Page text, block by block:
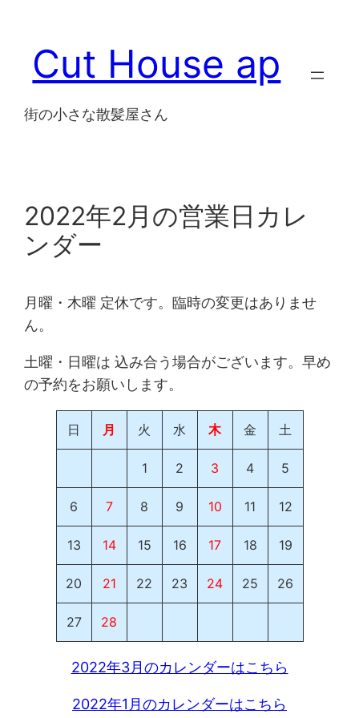
Cut House ap
街の小さな散髪屋さん
2022年2月の営業日カレ
ンダー
月曜・木曜 定休です。臨時の変更はありませ
ん。
土曜・日曜は 込み合う場合がございます。早め
の予約をお願いします。
日 月 火 水 木 金 土
1 2 3 4 5
6 7 8 9 10 11 12
13 14 15 16 17 18 19
20 21 22 23 24 25 26
27 28
2022年3月のカレンダーはこちら
2022年1月のカレンダーはこちら